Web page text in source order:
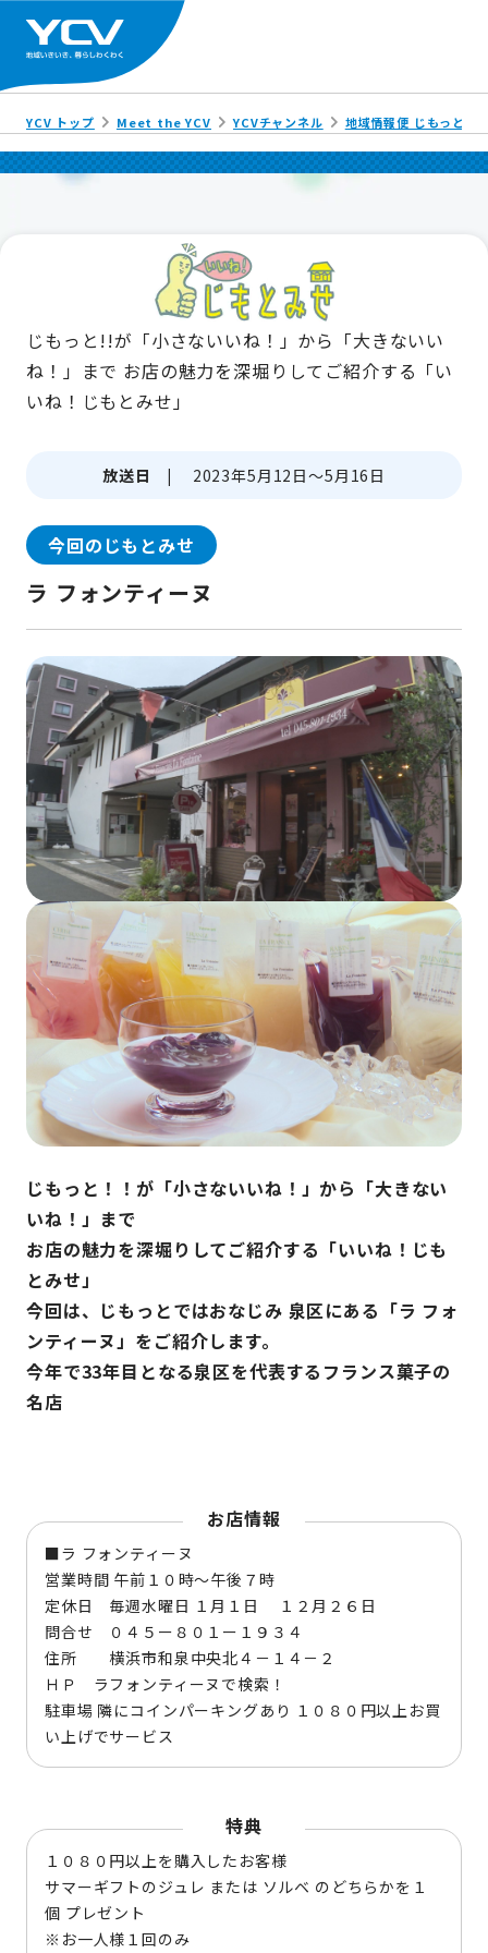
YCV トップ Meet the YCV YCVチャンネル 地域情報便 じもっと!!
じもっと!!が「小さないいね！」から「大きないい
ね！」まで お店の魅力を深堀りしてご紹介する「い
いね！じもとみせ」
放送日 | 2023年5月12日～5月16日
今回のじもとみせ
ラ フォンティーヌ
じもっと！！が「小さないいね！」から「大きない
いね！」まで
お店の魅力を深堀りしてご紹介する「いいね！じも
とみせ」
今回は、じもっとではおなじみ 泉区にある「ラ フォ
ンティーヌ」をご紹介します。
今年で33年目となる泉区を代表するフランス菓子の
名店
お店情報
■ラ フォンティーヌ
営業時間 午前１０時～午後７時
定休日 毎週水曜日 １月１日 １２月２６日
問合せ ０４５ー８０１ー１９３４
住所 横浜市和泉中央北４－１４－２
ＨＰ ラフォンティーヌで検索！
駐車場 隣にコインパーキングあり １０８０円以上お買
い上げでサービス
特典
１０８０円以上を購入したお客様
サマーギフトのジュレ または ソルベ のどちらかを１
個 プレゼント
※お一人様１回のみ